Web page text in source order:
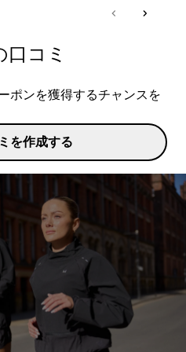
コミ
ポンを獲得するチャンスを
を作成する